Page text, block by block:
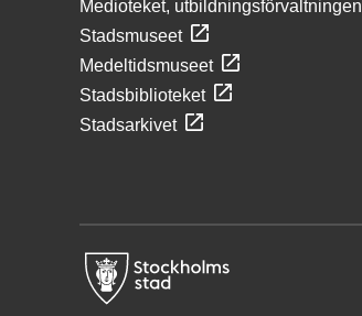
Medioteket, utbildningsförvaltningen
Stadsmuseet
Medeltidsmuseet
Stadsbiblioteket
Stadsarkivet